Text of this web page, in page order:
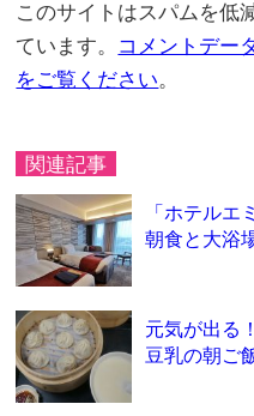
このサイトはスパムを低
ています。 コメントデー
をご覧ください。
関連記事
「ホテルエ
朝食と大浴
元気が出る
豆乳の朝ご